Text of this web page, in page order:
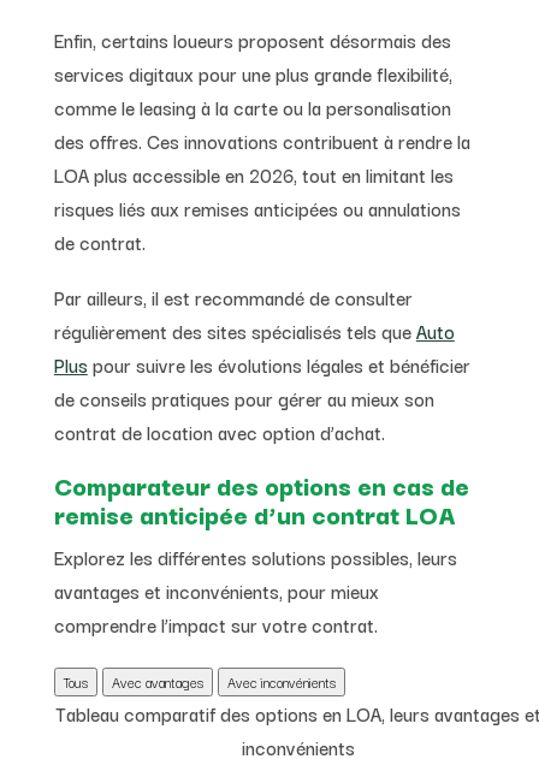
Enfin, certains loueurs proposent désormais des
services digitaux pour une plus grande flexibilité,
comme le leasing à la carte ou la personalisation
des offres. Ces innovations contribuent à rendre la
LOA plus accessible en 2026, tout en limitant les
risques liés aux remises anticipées ou annulations
de contrat.
Par ailleurs, il est recommandé de consulter
régulièrement des sites spécialisés tels queAuto
Plus pour suivre les évolutions légales et bénéficier
de conseils pratiques pour gérer au mieux son
contrat de location avec option d’achat.
Comparateur des options en cas de
remise anticipée d’un contrat LOA
Explorez les différentes solutions possibles, leurs
avantages et inconvénients, pour mieux
comprendre l’impact sur votre contrat.
Tous Avec avantages Avec inconvénients
Tableau comparatif des options en LOA, leurs avantages
inconvénients